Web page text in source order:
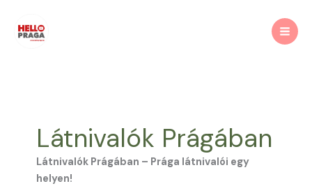
content
Látnivalók Prágában
Látnivalók Prágában – Prága látnivalói egy
helyen!